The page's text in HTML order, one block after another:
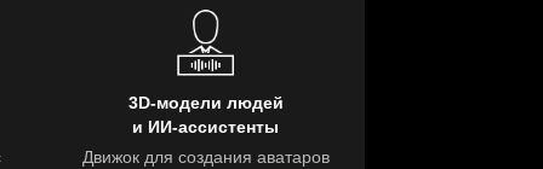
3D-модели людей
и ИИ-ассистенты
Движок для создания аватаров